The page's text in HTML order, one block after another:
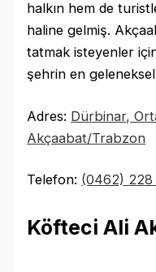
halkın hem de
haline gelmiş.
tatmak isteyenler
şehrin en
Adres: Dürbinar,
Akçaabat/Trabzon
Telefon: (0462) 228
Köfteci Ali